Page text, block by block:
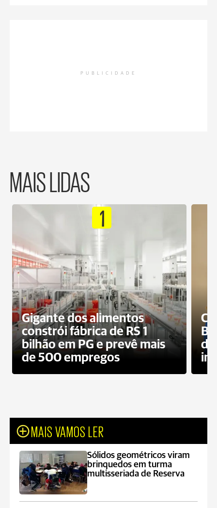
PUBLICIDADE
MAIS LIDAS
1
Gigante dos alimentos
constrói fábrica de RS 1
bilhão em PG e prevê mais
de 500 empregos
MAIS VAMOS LER
Sólidos geométricos viram
brinquedos em turma
multisseriada de Reserva